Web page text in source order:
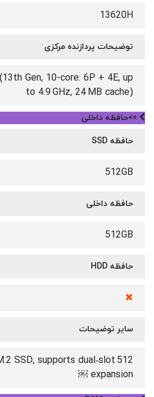
13620H
توضیحات پردازنده مرکزی
Gen, 10-core: 6P + 4E, up
to 4.9 GHz, 24 MB cache)
>>حافظه داخلی
حافظه SSD
512GB
حافظه داخلی
512GB
حافظه HDD
سایر توضیحات
M.2 SSD, supports dual‑slot
expansion ￼